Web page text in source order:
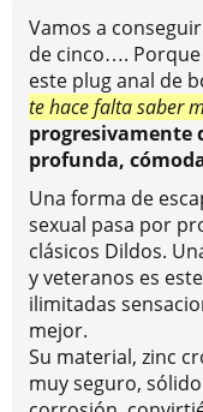
Vamos a
de cinco….
este plug anal de
te hace falta saber
progresivamente
profunda,
Una forma de
sexual pasa por
clásicos Dildos.
y veteranos es
ilimitadas
mejor.
Su material, zinc
muy seguro,